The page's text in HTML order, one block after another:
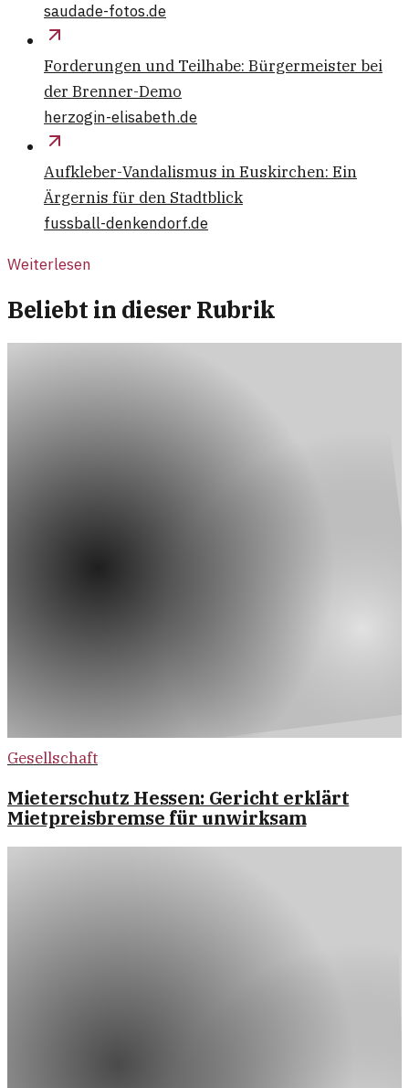
saudade-fotos.de
Forderungen und Teilhabe: Bürgermeister bei
der Brenner-Demo
herzogin-elisabeth.de
Aufkleber-Vandalismus in Euskirchen: Ein
Ärgernis für den Stadtblick
fussball-denkendorf.de
Weiterlesen
Beliebt in dieser Rubrik
Gesellschaft
Mieterschutz Hessen: Gericht erklärt
Mietpreisbremse für unwirksam